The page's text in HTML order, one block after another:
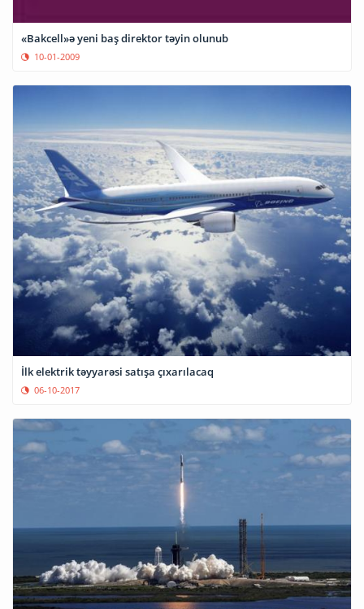
«Bakcell»ə yeni baş direktor təyin olunub
10-01-2009
İlk elektrik təyyarəsi satışa çıxarılacaq
06-10-2017